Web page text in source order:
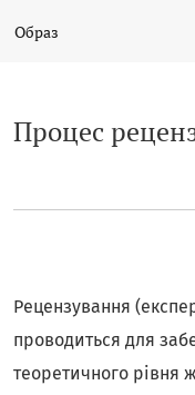
Образ
Процес
Рецензування
проводиться для
теоретичного рівня